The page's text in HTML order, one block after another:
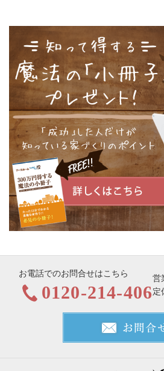
お電話でのお問合せはこちら
0120-214-406
営
定